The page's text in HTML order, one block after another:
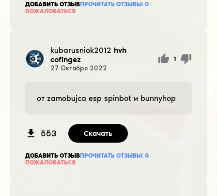
ДОБАВИТЬ ОТЗЫВПРОЧИТАТЬ ОТЗЫВЫ: 0
ПОЖАЛОВАТЬСЯ
kubarusniok2012 hvh
cofingez
27 Октября 2022
1
от zamobujca esp spinbot и bunnyhop
553 Скачать
ДОБАВИТЬ ОТЗЫВПРОЧИТАТЬ ОТЗЫВЫ: 0
ПОЖАЛОВАТЬСЯ